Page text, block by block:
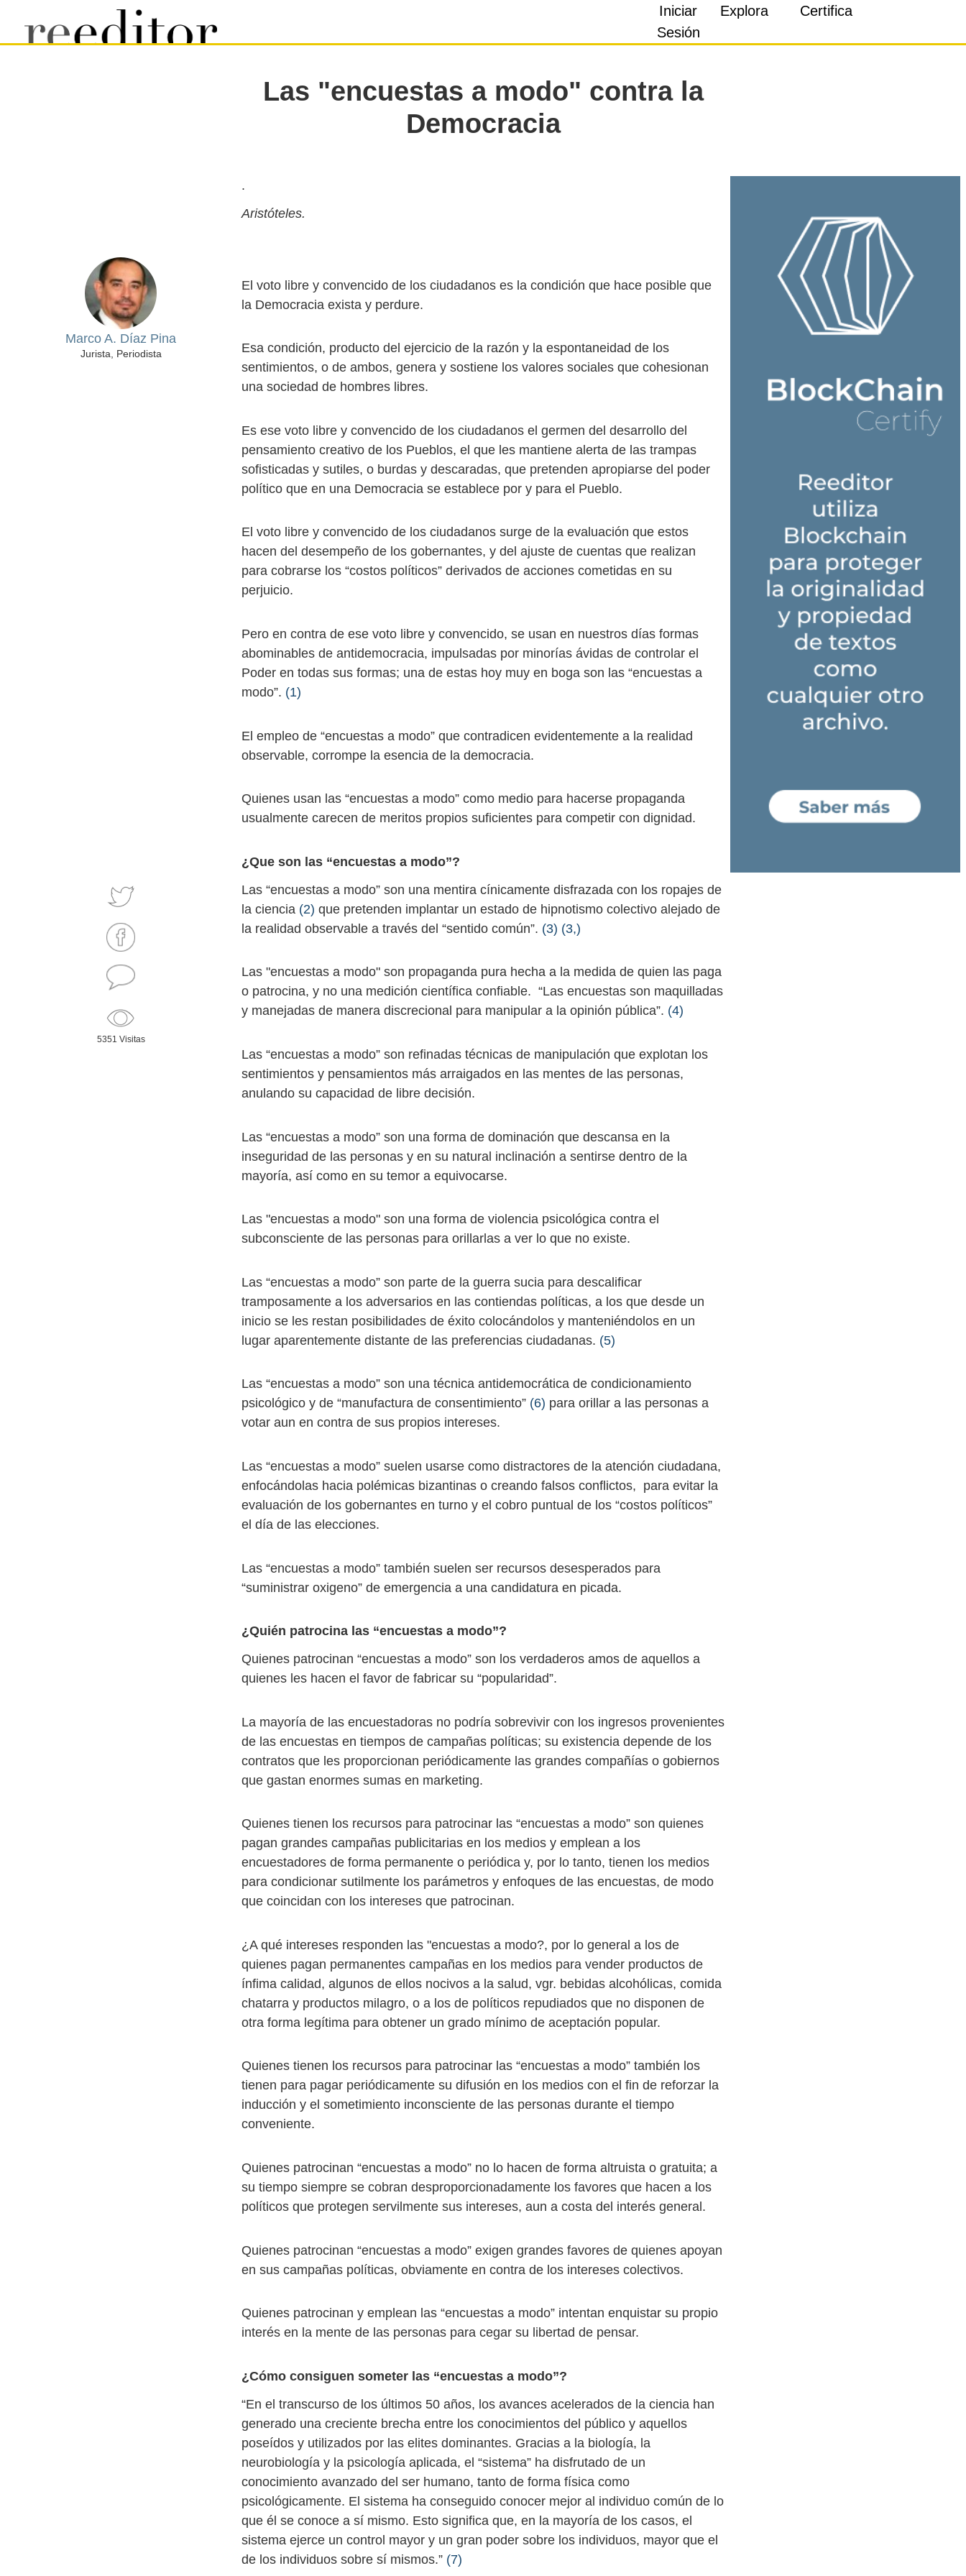
Iniciar
Sesión
Explora Certifica
Marco A. Díaz Pina
Jurista, Periodista
Las "encuestas a modo" contra la
Democracia
5351 Visitas
.
Aristóteles.
El voto libre y convencido de los ciudadanos es la condición que hace posible que
la Democracia exista y perdure.
Esa condición, producto del ejercicio de la razón y la espontaneidad de los
sentimientos, o de ambos, genera y sostiene los valores sociales que cohesionan
una sociedad de hombres libres.
Es ese voto libre y convencido de los ciudadanos el germen del desarrollo del
pensamiento creativo de los Pueblos, el que les mantiene alerta de las trampas
sofisticadas y sutiles, o burdas y descaradas, que pretenden apropiarse del poder
político que en una Democracia se establece por y para el Pueblo.
El voto libre y convencido de los ciudadanos surge de la evaluación que estos
hacen del desempeño de los gobernantes, y del ajuste de cuentas que realizan
para cobrarse los “costos políticos” derivados de acciones cometidas en su
perjuicio.
Pero en contra de ese voto libre y convencido, se usan en nuestros días formas
abominables de antidemocracia, impulsadas por minorías ávidas de controlar el
Poder en todas sus formas; una de estas hoy muy en boga son las “encuestas a
modo”. (1)
El empleo de “encuestas a modo” que contradicen evidentemente a la realidad
observable, corrompe la esencia de la democracia.
Quienes usan las “encuestas a modo” como medio para hacerse propaganda
usualmente carecen de meritos propios suficientes para competir con dignidad.
¿Que son las “encuestas a modo”?
Las “encuestas a modo” son una mentira cínicamente disfrazada con los ropajes de
la ciencia (2) que pretenden implantar un estado de hipnotismo colectivo alejado de
la realidad observable a través del “sentido común”. (3) (3,)
Las "encuestas a modo" son propaganda pura hecha a la medida de quien las paga
o patrocina, y no una medición científica confiable. “Las encuestas son maquilladas
y manejadas de manera discrecional para manipular a la opinión pública”. (4)
Las “encuestas a modo” son refinadas técnicas de manipulación que explotan los
sentimientos y pensamientos más arraigados en las mentes de las personas,
anulando su capacidad de libre decisión.
Las “encuestas a modo” son una forma de dominación que descansa en la
inseguridad de las personas y en su natural inclinación a sentirse dentro de la
mayoría, así como en su temor a equivocarse.
Las "encuestas a modo" son una forma de violencia psicológica contra el
subconsciente de las personas para orillarlas a ver lo que no existe.
Las “encuestas a modo” son parte de la guerra sucia para descalificar
tramposamente a los adversarios en las contiendas políticas, a los que desde un
inicio se les restan posibilidades de éxito colocándolos y manteniéndolos en un
lugar aparentemente distante de las preferencias ciudadanas. (5)
Las “encuestas a modo” son una técnica antidemocrática de condicionamiento
psicológico y de “manufactura de consentimiento” (6) para orillar a las personas a
votar aun en contra de sus propios intereses.
Las “encuestas a modo” suelen usarse como distractores de la atención ciudadana,
enfocándolas hacia polémicas bizantinas o creando falsos conflictos, para evitar la
evaluación de los gobernantes en turno y el cobro puntual de los “costos políticos”
el día de las elecciones.
Las “encuestas a modo” también suelen ser recursos desesperados para
“suministrar oxigeno” de emergencia a una candidatura en picada.
¿Quién patrocina las “encuestas a modo”?
Quienes patrocinan “encuestas a modo” son los verdaderos amos de aquellos a
quienes les hacen el favor de fabricar su “popularidad”.
La mayoría de las encuestadoras no podría sobrevivir con los ingresos provenientes
de las encuestas en tiempos de campañas políticas; su existencia depende de los
contratos que les proporcionan periódicamente las grandes compañías o gobiernos
que gastan enormes sumas en marketing.
Quienes tienen los recursos para patrocinar las “encuestas a modo” son quienes
pagan grandes campañas publicitarias en los medios y emplean a los
encuestadores de forma permanente o periódica y, por lo tanto, tienen los medios
para condicionar sutilmente los parámetros y enfoques de las encuestas, de modo
que coincidan con los intereses que patrocinan.
¿A qué intereses responden las "encuestas a modo?, por lo general a los de
quienes pagan permanentes campañas en los medios para vender productos de
ínfima calidad, algunos de ellos nocivos a la salud, vgr. bebidas alcohólicas, comida
chatarra y productos milagro, o a los de políticos repudiados que no disponen de
otra forma legítima para obtener un grado mínimo de aceptación popular.
Quienes tienen los recursos para patrocinar las “encuestas a modo” también los
tienen para pagar periódicamente su difusión en los medios con el fin de reforzar la
inducción y el sometimiento inconsciente de las personas durante el tiempo
conveniente.
Quienes patrocinan “encuestas a modo” no lo hacen de forma altruista o gratuita; a
su tiempo siempre se cobran desproporcionadamente los favores que hacen a los
políticos que protegen servilmente sus intereses, aun a costa del interés general.
Quienes patrocinan “encuestas a modo” exigen grandes favores de quienes apoyan
en sus campañas políticas, obviamente en contra de los intereses colectivos.
Quienes patrocinan y emplean las “encuestas a modo” intentan enquistar su propio
interés en la mente de las personas para cegar su libertad de pensar.
¿Cómo consiguen someter las “encuestas a modo”?
“En el transcurso de los últimos 50 años, los avances acelerados de la ciencia han
generado una creciente brecha entre los conocimientos del público y aquellos
poseídos y utilizados por las elites dominantes. Gracias a la biología, la
neurobiología y la psicología aplicada, el “sistema” ha disfrutado de un
conocimiento avanzado del ser humano, tanto de forma física como
psicológicamente. El sistema ha conseguido conocer mejor al individuo común de lo
que él se conoce a sí mismo. Esto significa que, en la mayoría de los casos, el
sistema ejerce un control mayor y un gran poder sobre los individuos, mayor que el
de los individuos sobre sí mismos.” (7)